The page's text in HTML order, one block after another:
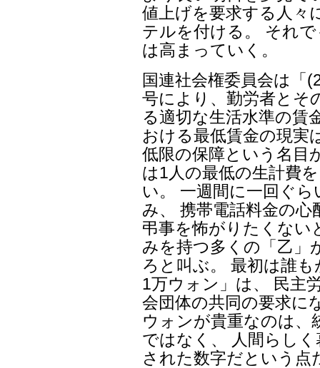
値上げを要求する人々
テルを付ける。 それ
は高まっていく。
国連社会権委員会は「
号により、勤労者とそ
る適切な生活水準の賃
おける最低賃金の現実
低限の保障という名目
は1人の最低の生計費
い。 一週間に一回ぐ
み、 携帯電話料金の
弔事を怖がりたくない
みを持つ多くの「乙」
ろと叫ぶ。 最初は誰
1万ウォン」は、 民主
会団体の共同の要求に
ウォンが貴重なのは、
ではなく、 人間らし
された数字だという点